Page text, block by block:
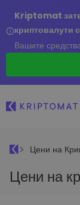
Kriptomat
криптовалути
Вашите
Цени на
Цени на